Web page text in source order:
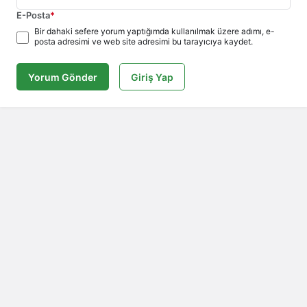
E-Posta*
Bir dahaki sefere yorum yaptığımda kullanılmak üzere adımı, e-
posta adresimi ve web site adresimi bu tarayıcıya kaydet.
Yorum Gönder Giriş Yap